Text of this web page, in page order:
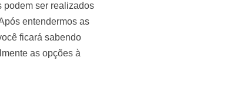
podem ser realizados
entendermos as
ficará sabendo
as opções à